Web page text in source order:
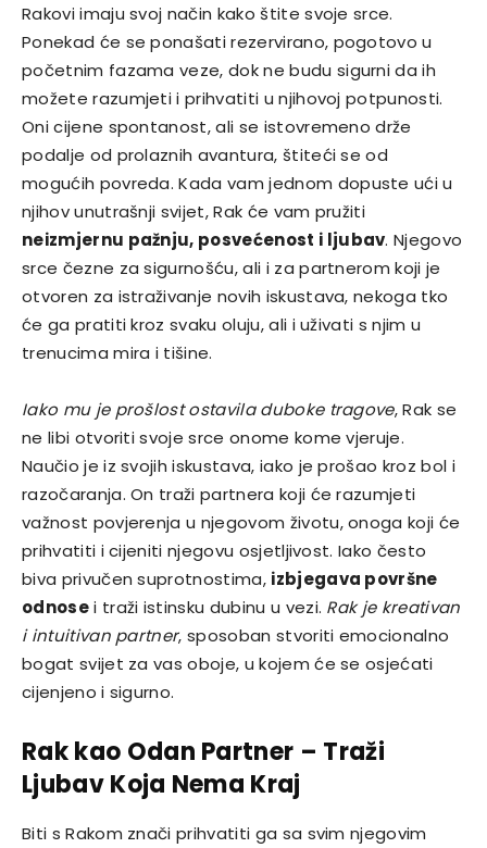
Rakovi imaju svoj način kako štite svoje srce.
Ponekad će se ponašati rezervirano, pogotovo u
početnim fazama veze, dok ne budu sigurni da ih
možete razumjeti i prihvatiti u njihovoj potpunosti.
Oni cijene spontanost, ali se istovremeno drže
podalje od prolaznih avantura, štiteći se od
mogućih povreda. Kada vam jednom dopuste ući u
njihov unutrašnji svijet, Rak će vam pružiti
neizmjernu pažnju, posvećenost i ljubav. Njegovo
srce čezne za sigurnošću, ali i za partnerom koji je
otvoren za istraživanje novih iskustava, nekoga tko
će ga pratiti kroz svaku oluju, ali i uživati s njim u
trenucima mira i tišine.
Iako mu je prošlost ostavila duboke tragove, Rak se
ne libi otvoriti svoje srce onome kome vjeruje.
Naučio je iz svojih iskustava, iako je prošao kroz bol i
razočaranja. On traži partnera koji će razumjeti
važnost povjerenja u njegovom životu, onoga koji će
prihvatiti i cijeniti njegovu osjetljivost. Iako često
biva privučen suprotnostima, izbjegava površne
odnosei traži istinsku dubinu u vezi. Rak je kreativan
i intuitivan partner, sposoban stvoriti emocionalno
bogat svijet za vas oboje, u kojem će se osjećati
cijenjeno i sigurno.
Rak kao Odan Partner – Traži
Ljubav Koja Nema Kraj
Biti s Rakom znači prihvatiti ga sa svim njegovim